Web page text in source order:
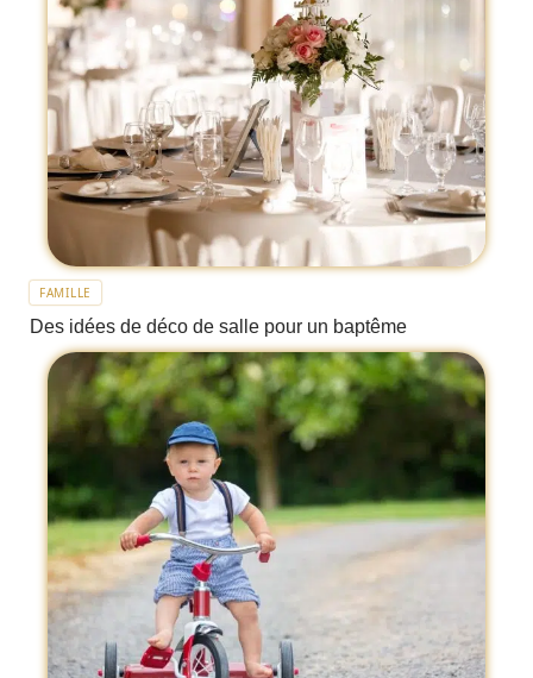
FAMILLE
Des idées de déco de salle pour un baptême